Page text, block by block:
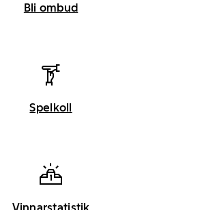
Bli ombud
Spelkoll
Vinnarstatistik